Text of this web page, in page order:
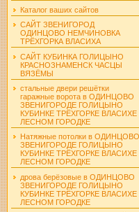
Каталог ваших сайтов
САЙТ ЗВЕНИГОРОД
ОДИНЦОВО НЕМЧИНОВКА
ТРЁХГОРКА ВЛАСИХА
САЙТ КУБИНКА ГОЛИЦЫНО
КРАСНОЗНАМЕНСК ЧАСЦЫ
ВЯЗЁМЫ
стальные двери решётки
гаражные ворота в ОДИНЦОВО
ЗВЕНИГОРОДЕ ГОЛИЦЫНО
КУБИНКЕ ТРЁХГОРКЕ ВЛАСИХЕ
ЛЕСНОМ ГОРОДКЕ
Натяжные потолки в ОДИНЦОВО
ЗВЕНИГОРОДЕ ГОЛИЦЫНО
КУБИНКЕ ТРЁХГОРКЕ ВЛАСИХЕ
ЛЕСНОМ ГОРОДКЕ
дрова берёзовые в ОДИНЦОВО
ЗВЕНИГОРОДЕ ГОЛИЦЫНО
КУБИНКЕ ТРЁХГОРКЕ ВЛАСИХЕ
ЛЕСНОМ ГОРОДКЕ